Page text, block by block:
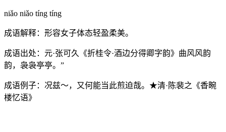
niǎo niǎo tíng tíng
成语解释： 形容女子体态轻盈柔美。
成语出处： 元·张可久《折桂令·酒边分得卿字韵》曲风风韵
韵，袅袅亭亭。”
成语例子： 况兹～，又何能当此煎迫哉。★清·陈裴之《香畹
楼忆语》